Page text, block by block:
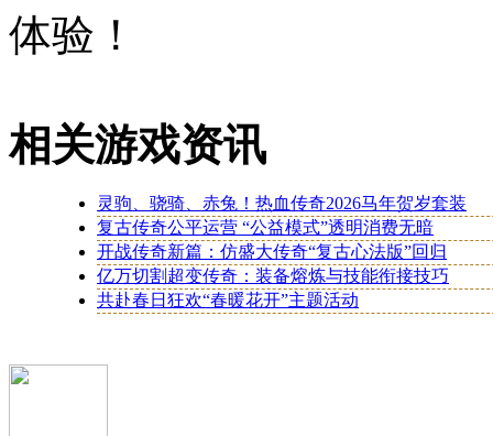
体验！
相关游戏资讯
灵驹、骁骑、赤兔！热血传奇2026马年贺岁套装
复古传奇公平运营 “公益模式”透明消费无暗
开战传奇新篇：仿盛大传奇“复古心法版”回归
亿万切割超变传奇：装备熔炼与技能衔接技巧
共赴春日狂欢“春暖花开”主题活动